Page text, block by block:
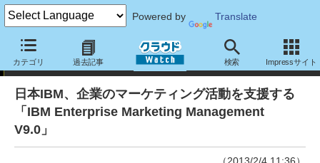
Powered by Translate
カテゴリ 過去記事 検索 Impressサイト
ニュース
日本IBM、企業のマーケティング活動を支援する
「IBM Enterprise Marketing Management
V9.0」